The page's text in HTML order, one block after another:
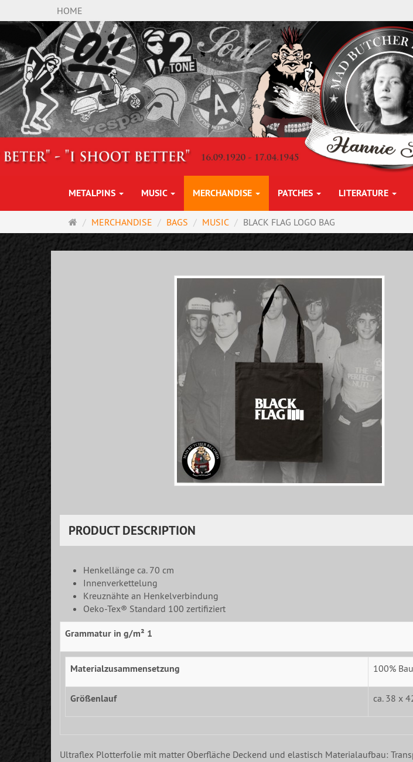
HOME
METALPINS MUSIC MERCHANDISE PATCHES LITERATURE
Main
page
MERCHANDISE BAGS MUSIC BLACK FLAG LOGO BAG
PRODUCT DESCRIPTION
Henkellänge ca. 70 cm
Innenverkettelung
Kreuznähte an Henkelverbindung
Oeko-Tex® Standard 100 zertifiziert
Grammatur in g/m² 1
Materialzusammensetzung 100%
Größenlauf ca. 38 x
Ultraflex Plotterfolie mit matter Oberfläche Deckend und elastisch Materialaufbau: